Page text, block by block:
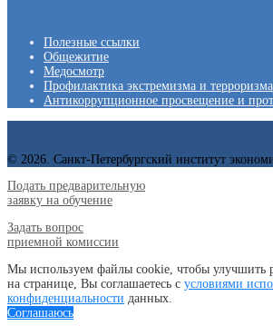
Полезные ссылки
Общежитие
Медосмотр
Профилактика экстремизма и терроризма
Антикоррупционное просвещение и
© 2026. Санкт-Петербургский институт
Подать предварительную
заявку на обучение
Задать вопрос
приемной комиссии
Мы используем файлы cookie, чтобы улучшить
на странице, Вы соглашаетесь с условиями
конфиденциальности данных.
Соглашаюсь